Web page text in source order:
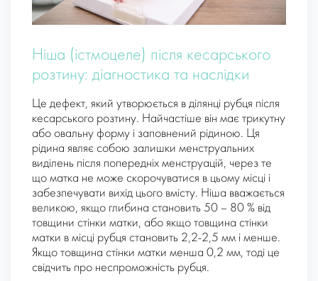
Ніша (істмоцеле) після кесарського
розтину: діагностика та наслідки
Це дефект, який утворюється в ділянці рубця після
кесарського розтину. Найчастіше він має трикутну
або овальну форму і заповнений рідиною. Ця
рідина являє собою залишки менструальних
виділень після попередніх менструацій, через те
що матка не може скорочуватися в цьому місці і
забезпечувати вихід цього вмісту. Ніша вважається
великою, якщо глибина становить 50 – 80 % від
товщини стінки матки, або якщо товщина стінки
матки в місці рубця становить 2,2-2,5 мм і менше.
Якщо товщина стінки матки менша 0,2 мм, тоді це
свідчить про неспроможність рубця.